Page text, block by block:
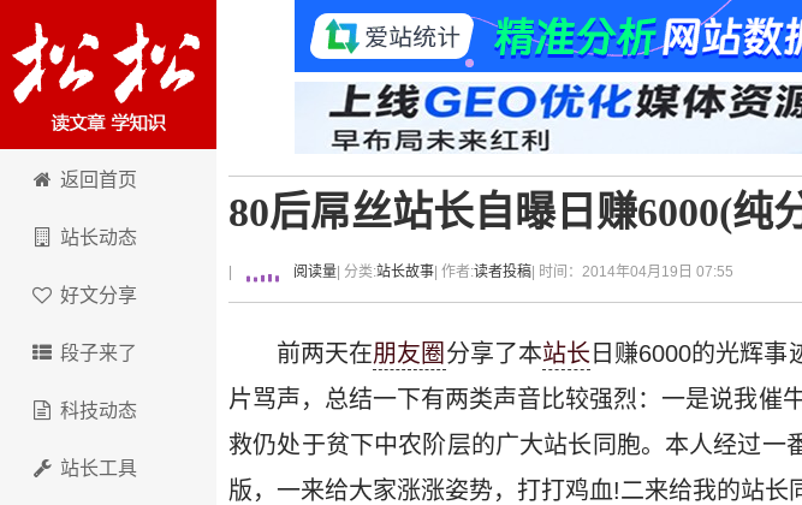
卢松松博客
返回首页
站长动态
好文分享
段子来了
科技动态
站长工具
80后屌丝站长自曝日赚6000(纯
阅读量 | 分类:站长故事 | 作者:读者投稿 | 时间：2014年04月19日 07:55
前两天在朋友圈 分享了本站长 日赚6000的光辉事
片骂声，总结一下有两类声音比较强烈：一是说我催
救仍处于贫下中农阶层的广大站长同胞。本人经过
版，一来给大家涨涨姿势，打打鸡血!二来给我的站长